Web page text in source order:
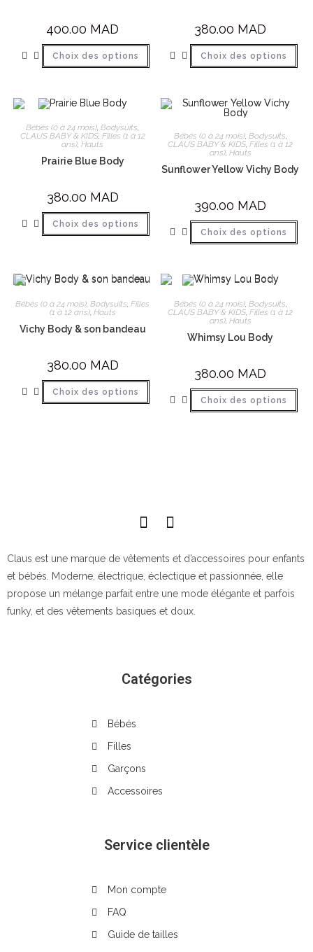
400.00 MAD
Choix des options
380.00 MAD
Choix des options
Bébés (0 à 24 mois),Bodysuits,
CLAUS BABY & KIDS, Filles (1 à 12
ans),Hauts
Prairie Blue Body
380.00 MAD
Choix des options
Bébés (0 à 24 mois), Bodysuits
CLAUS BABY & KIDS ,Filles (1 à 12
ans), Hauts
Sunflower Yellow Vichy Body
390.00 MAD
Choix des options
Bébés (0 à 24 mois) ,Bodysuits ,Filles
(1 à 12 ans), Hauts
Vichy Body & son bandeau
380.00 MAD
Choix des options
Bébés (0 à 24 mois), Bodysuits
CLAUS BABY & KIDS ,Filles (1 à 12
ans), Hauts
Whimsy Lou Body
380.00 MAD
Choix des options
Claus est une marque de vêtements et d’accessoires pour enfants
et bébés. Moderne, électrique, éclectique et passionnée, elle
propose un mélange parfait entre une mode élégante et parfois
funky, et des vêtements basiques et doux.
Catégories
Bébés
Filles
Garçons
Accessoires
Service clientèle
Mon compte
FAQ
Guide de tailles